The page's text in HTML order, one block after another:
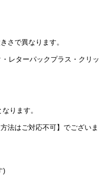
さで異なります。
レターパックプラス・クリッ
ります。
法はご対応不可】でございま
)